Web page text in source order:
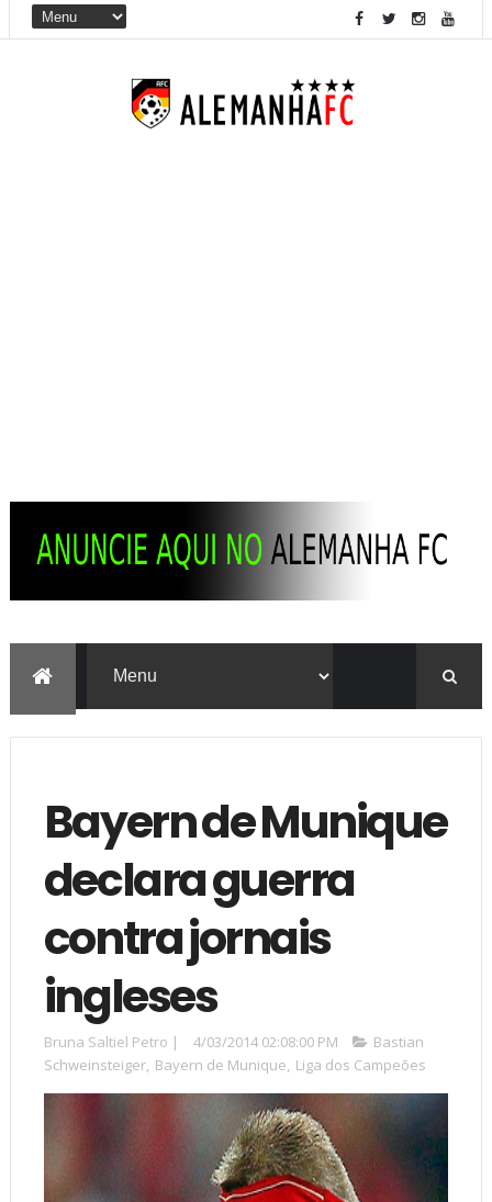
Bayern de Munique
declara guerra
contra jornais
ingleses
Bruna Saltiel Petro | 4/03/2014 02:08:00 PM
Bastian
Schweinsteiger, Bayern de Munique, Liga dos Campeões